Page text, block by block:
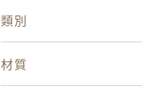
類別
材質